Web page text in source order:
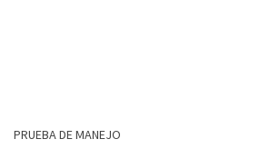
PRUEBA DE MANEJO